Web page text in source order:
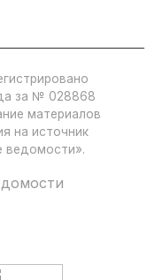
за № 028868
материалов
на источник
ведомости».